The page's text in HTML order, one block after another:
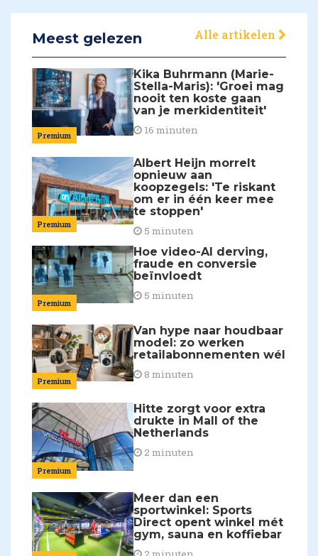
Meest gelezen Alle artikelen
Premium
Kika Buhrmann (Marie-
Stella-Maris): 'Groei mag
nooit ten koste gaan
van je merkidentiteit'
16 minuten
Premium
Albert Heijn morrelt
opnieuw aan
koopzegels: 'Te riskant
om er in één keer mee
te stoppen'
5 minuten
Premium
Hoe video-AI derving,
fraude en conversie
beïnvloedt
5 minuten
Premium
Van hype naar houdbaar
model: zo werken
retailabonnementen wél
8 minuten
Premium
Hitte zorgt voor extra
drukte in Mall of the
Netherlands
2 minuten
Meer dan een
sportwinkel: Sports
Direct opent winkel mét
gym, sauna en koffiebar